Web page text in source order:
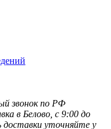
звонок по РФ
в Белово, с 9:00 до
уточняйте у